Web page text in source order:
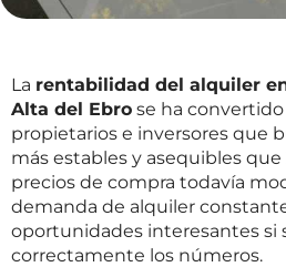
La rentabilidad del alquiler
Alta del Ebro se ha
propietarios e inversores que
más estables y asequibles que
precios de compra todavía
demanda de alquiler
oportunidades interesantes si
correctamente los números.